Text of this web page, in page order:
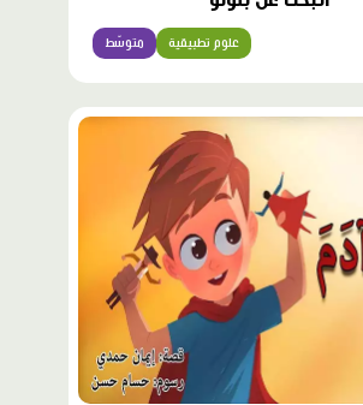
متوسّط علوم تطبيقية